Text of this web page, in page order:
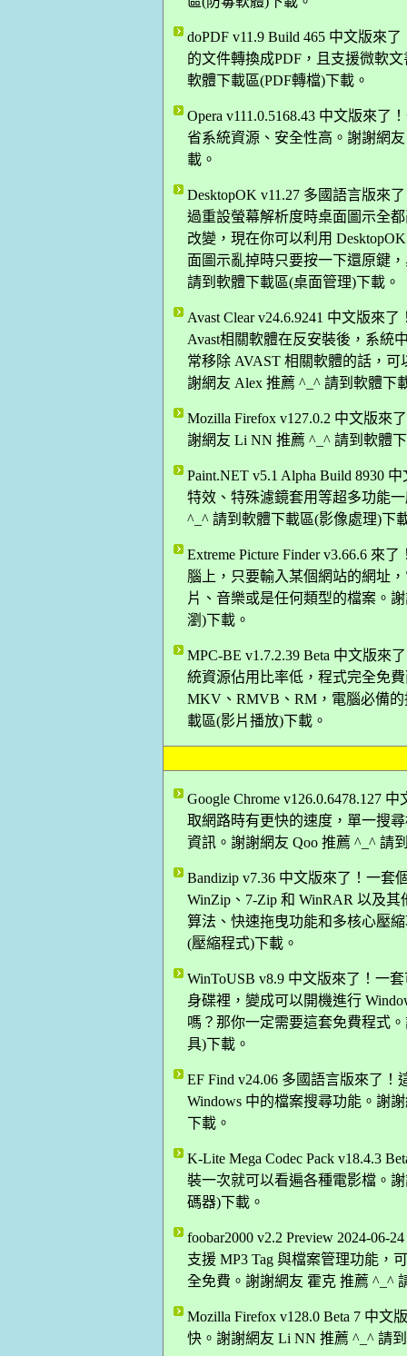
doPDF v11.9 Build 465 中文版來
的文件轉換成PDF，且支援微軟
軟體下載區(PDF轉檔)下載。
Opera v111.0.5168.43 中文版來
省系統資源、安全性高。謝謝網
載。
DesktopOK v11.27 多國語言版來
過重設螢幕解析度時桌面圖示全
改變，現在你可以利用
面圖示亂掉時只要按一下還原鍵
請到軟體下載區(桌面管理)下載。
Avast Clear v24.6.9241 中文版來
Avast相關軟體在反安裝後，系統
常移除 AVAST 相關軟體的話，
謝網友 Alex 推薦 ^_^ 請到軟體下
Mozilla Firefox v127.0.2 中文版來
謝網友 Li NN 推薦 ^_^ 請到軟體
Paint.NET v5.1 Alpha Build 8930
特效、特殊濾鏡套用等超多功能
^_^ 請到軟體下載區(影像處理)下
Extreme Picture Finder v3.66.6 來
腦上，只要輸入某個網站的網址
片、音樂或是任何類型的檔案。
瀏)下載。
MPC-BE v1.7.2.39 Beta 中文版來
統資源佔用比率低，程式完全免
MKV、RMVB、RM，電腦必備
載區(影片播放)下載。
Google Chrome v126.0.6478.127
取網路時有更快的速度，單一搜
資訊。謝謝網友 Qoo 推薦 ^_^ 請
Bandizip v7.36 中文版來了！一
WinZip、7-Zip 和 WinRAR 以及
算法、快速拖曳功能和多核心壓
(壓縮程式)下載。
WinToUSB v8.9 中文版來了！一
身碟裡，變成可以開機進行
嗎？那你一定需要這套免費程式
具)下載。
EF Find v24.06 多國語言版來了
Windows 中的檔案搜尋功能。謝
下載。
K-Lite Mega Codec Pack v18.4.3
裝一次就可以看遍各種電影檔。
碼器)下載。
foobar2000 v2.2 Preview 2024-
支援 MP3 Tag 與檔案管理功能，
全免費。謝謝網友 霍克 推薦 ^_^
Mozilla Firefox v128.0 Beta 7 中
快。謝謝網友 Li NN 推薦 ^_^ 請